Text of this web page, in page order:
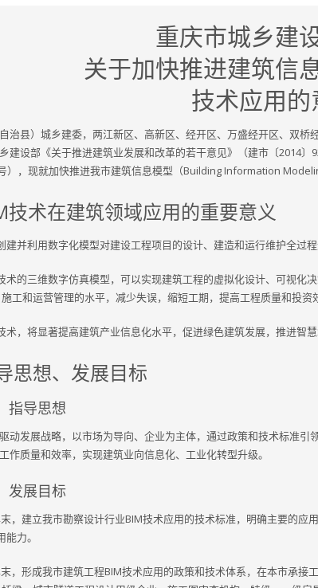
重庆市城乡建
关于加快推进建筑信
技术应用的
治县）城乡建委，两江新区、高新区、经开区、万盛经开区、双桥
建设部《关于推进建筑业发展和改革的若干意见》（建市〔2014
号），现就加快推进我市建筑信息模型（Building Information
技术在建筑领域应用的重要意义
建并利用数字化模型对建设工程项目的设计、建造和运行维护全过
术的三维数字仿真模型，可以实现建筑工程的虚拟化设计、可视化
工和运营管理的水平，减少失误，缩短工期，提高工程质量和投资
术，将显著提高建筑产业信息化水平，促进绿色建筑发展，推进智
思想、发展目标
指导思想
动发展战略，以市场为导向、企业为主体，通过政策和技术标准
作质量和效率，实现建筑业向信息化、工业化转型升级。
发展目标
，建立我市勘察设计行业BIM技术应用的技术标准，明确主要的
力。
，形成我市建筑工程BIM技术应用的政策和技术体系，在本市承